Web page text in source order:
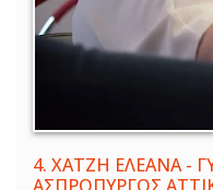
4. ΧΑΤΖΗ ΕΛΕΑΝΑ -